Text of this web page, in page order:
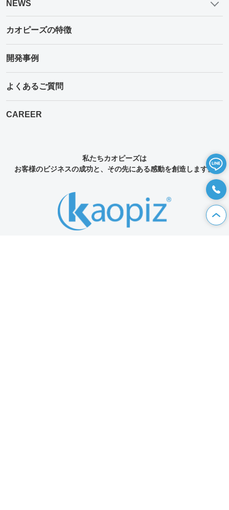
NEWS
カオピーズの特徴
開発事例
よくあるご質問
CAREER
私たちカオピーズは
お客様のビジネスの成功と、その先にある感動を創造します。